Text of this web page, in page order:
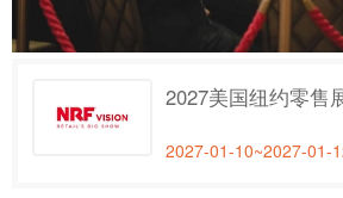
2027美国纽约零售
2027-01-10~2027-01-